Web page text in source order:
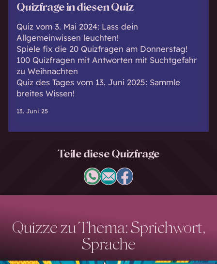
Quizfrage in diesen Quiz
Quiz vom 3. Mai 2024: Lass dein
Allgemeinwissen leuchten!
Spiele fix die 20 Quizfragen am Donnerstag!
100 Quizfragen mit Antworten mit Suchtgefahr
zu Weihnachten
Quiz des Tages vom 13. Juni 2025: Sammle
breites Wissen!
13. Juni 25
Teile diese Quizfrage
Quizze zu Thema: Sprichwort,
Sprache